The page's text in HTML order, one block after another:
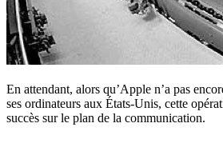
En attendant, alors qu’Apple n’a pas
ses ordinateurs aux États-Unis, cette
succès sur le plan de la communication.